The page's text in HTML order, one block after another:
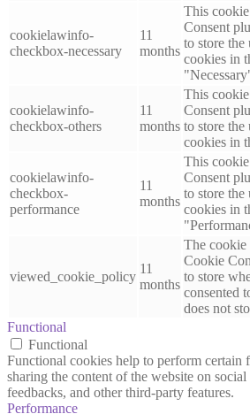
cookielawinfo-
checkbox-necessary
11
months
This
Consent
to store the
cookies in
cookielawinfo-
checkbox-others
11
months
This
Consent
to store the
cookies in
cookielawinfo-
checkbox-
performance
11
months
This
Consent
to store the
cookies in
viewed_cookie_policy
11
months
The cookie
Cookie
to store
consented
does not
Functional
Functional
Functional cookies help to perform certain
sharing the content of the website on
feedbacks, and other third-party features.
Performance